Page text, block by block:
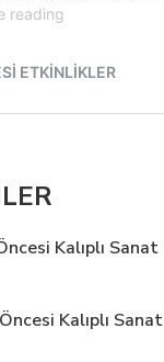
Kalıplı Sanat
Kalıplı Sanat